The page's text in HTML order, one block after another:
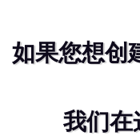
如果您想创
我们在